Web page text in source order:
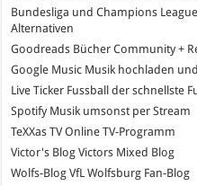
Bundesliga und Champions
Alternativen
Goodreads Bücher Community +
Google Music Musik hochladen
Live Ticker Fussball
der schnellste
SpotifyMusik umsonst per Stream
TeXXas TVOnline TV-Programm
Victor's Blog Victors Mixed Blog
Wolfs-Blog VfL Wolfsburg Fan-Blog